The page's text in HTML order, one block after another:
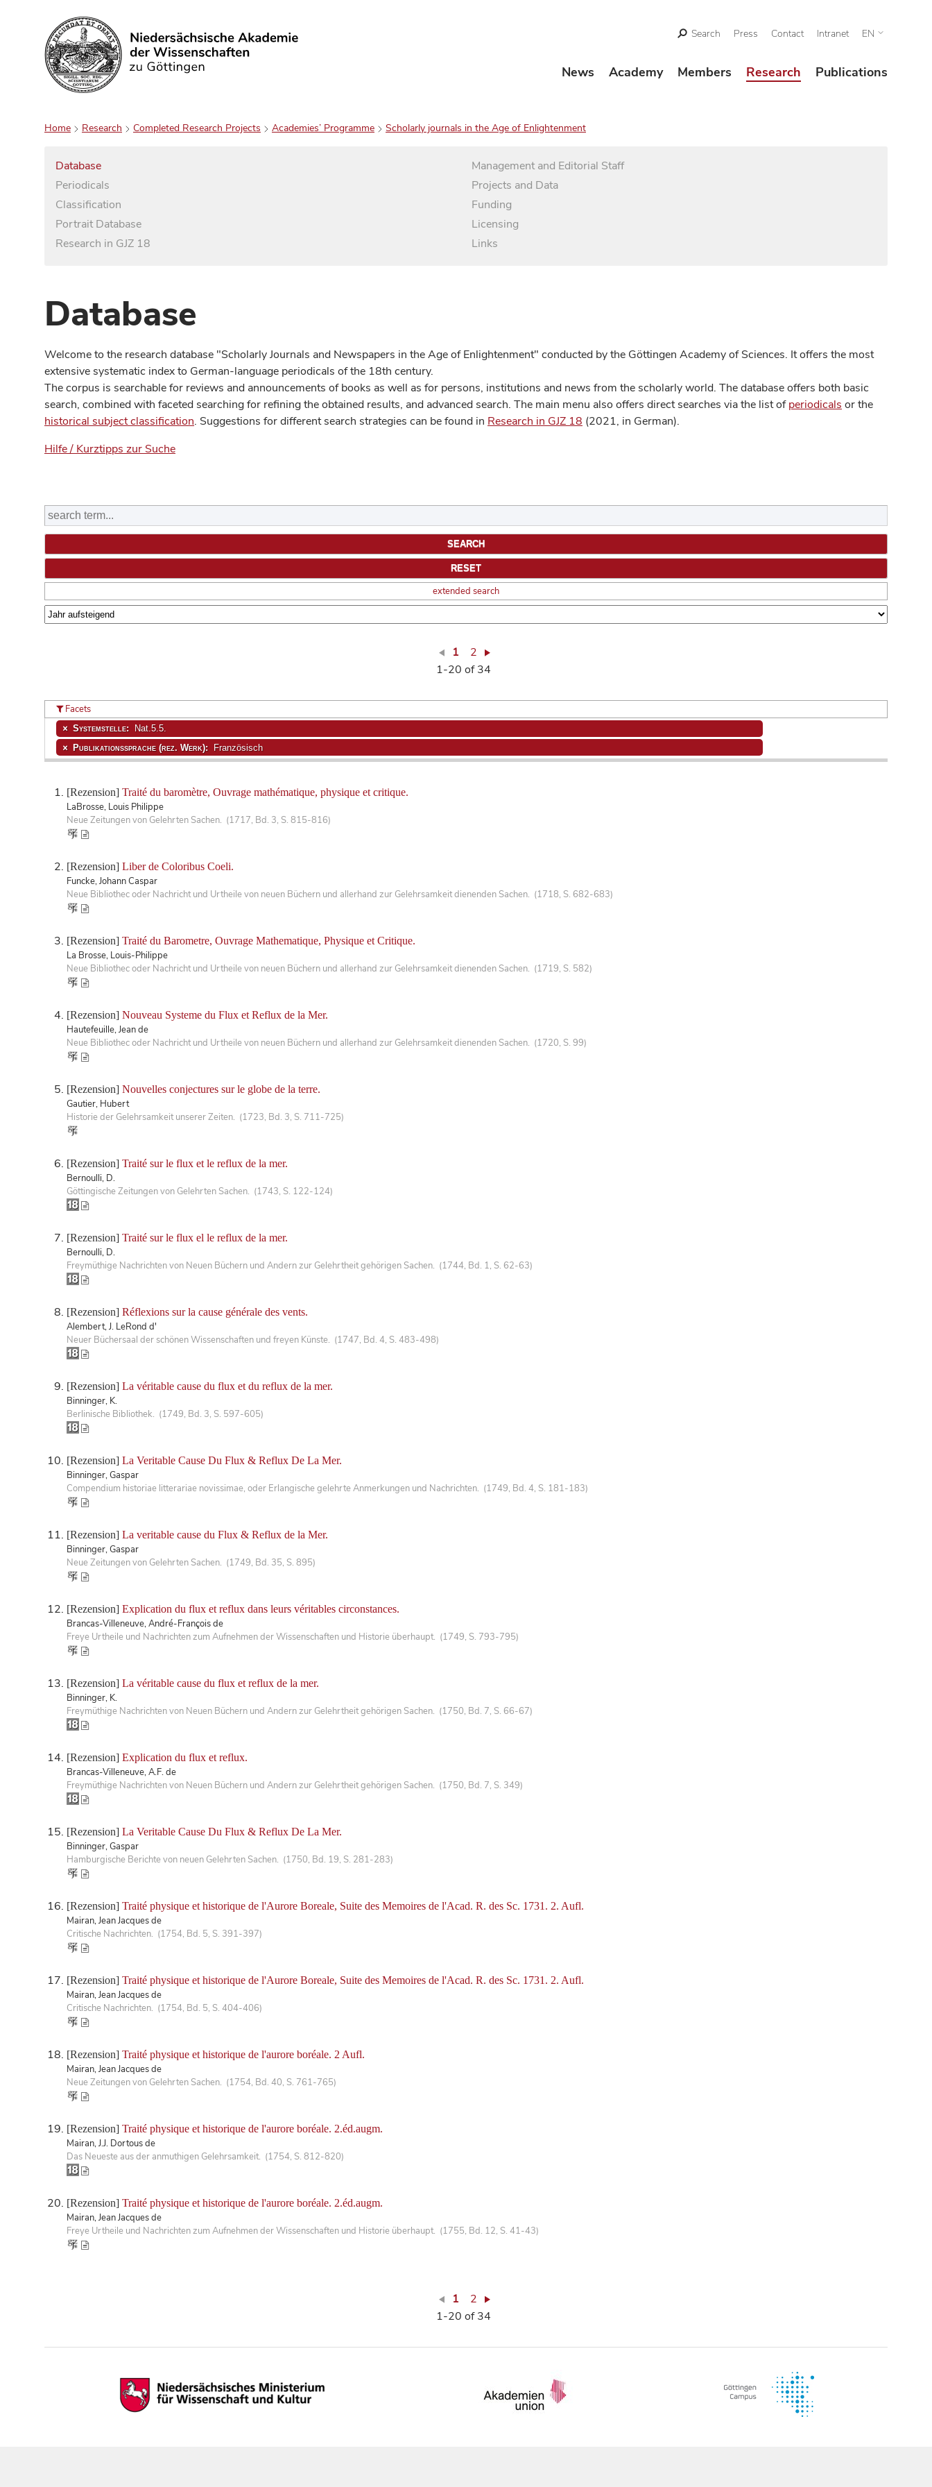
Search
Search Press Contact Intranet EN
News Academy Members Research Publications
Home Research Completed Research Projects Academies’ Programme Scholarly journals in the Age of Enlightenment
Database
Periodicals
Classification
Portrait Database
Research in GJZ 18
Management and Editorial Staff
Projects and Data
Funding
Licensing
Links
Database
Welcome to the research database "Scholarly Journals and Newspapers in the Age of Enlightenment" conducted by the Göttingen Academy of Sciences. It offers the most
extensive systematic index to German-language periodicals of the 18th century.
The corpus is searchable for reviews and announcements of books as well as for persons, institutions and news from the scholarly world. The database offers both basic
search, combined with faceted searching for refining the obtained results, and advanced search. The main menu also offers direct searches via the list ofperiodicals or the
historical subject classification. Suggestions for different search strategies can be found in Research in GJZ 18 (2021, in German).
Hilfe / Kurztipps zur Suche
extended search
1
2
1-20 of 34
[Rezension] Traité du baromètre, Ouvrage mathématique, physique et critique.
LaBrosse, Louis Philippe
Neue Zeitungen von Gelehrten Sachen. (1717, Bd. 3, S. 815-816)
[Rezension] Liber de Coloribus Coeli.
Funcke, Johann Caspar
Neue Bibliothec oder Nachricht und Urtheile von neuen Büchern und allerhand zur Gelehrsamkeit dienenden Sachen. (1718, S. 682-683)
[Rezension] Traité du Barometre, Ouvrage Mathematique, Physique et Critique.
La Brosse, Louis-Philippe
Neue Bibliothec oder Nachricht und Urtheile von neuen Büchern und allerhand zur Gelehrsamkeit dienenden Sachen. (1719, S. 582)
[Rezension] Nouveau Systeme du Flux et Reflux de la Mer.
Hautefeuille, Jean de
Neue Bibliothec oder Nachricht und Urtheile von neuen Büchern und allerhand zur Gelehrsamkeit dienenden Sachen. (1720, S. 99)
[Rezension] Nouvelles conjectures sur le globe de la terre.
Gautier, Hubert
Historie der Gelehrsamkeit unserer Zeiten. (1723, Bd. 3, S. 711-725)
[Rezension] Traité sur le flux et le reflux de la mer.
Bernoulli, D.
Göttingische Zeitungen von Gelehrten Sachen. (1743, S. 122-124)
[Rezension] Traité sur le flux el le reflux de la mer.
Bernoulli, D.
Freymüthige Nachrichten von Neuen Büchern und Andern zur Gelehrtheit gehörigen Sachen. (1744, Bd. 1, S. 62-63)
[Rezension] Réflexions sur la cause générale des vents.
Alembert, J. LeRond d'
Neuer Büchersaal der schönen Wissenschaften und freyen Künste. (1747, Bd. 4, S. 483-498)
[Rezension] La véritable cause du flux et du reflux de la mer.
Binninger, K.
Berlinische Bibliothek. (1749, Bd. 3, S. 597-605)
[Rezension] La Veritable Cause Du Flux & Reflux De La Mer.
Binninger, Gaspar
Compendium historiae litterariae novissimae, oder Erlangische gelehrte Anmerkungen und Nachrichten. (1749, Bd. 4, S. 181-183)
[Rezension] La veritable cause du Flux & Reflux de la Mer.
Binninger, Gaspar
Neue Zeitungen von Gelehrten Sachen. (1749, Bd. 35, S. 895)
[Rezension] Explication du flux et reflux dans leurs véritables circonstances.
Brancas-Villeneuve, André-François de
Freye Urtheile und Nachrichten zum Aufnehmen der Wissenschaften und Historie überhaupt. (1749, S. 793-795)
[Rezension] La véritable cause du flux et reflux de la mer.
Binninger, K.
Freymüthige Nachrichten von Neuen Büchern und Andern zur Gelehrtheit gehörigen Sachen. (1750, Bd. 7, S. 66-67)
[Rezension] Explication du flux et reflux.
Brancas-Villeneuve, A.F. de
Freymüthige Nachrichten von Neuen Büchern und Andern zur Gelehrtheit gehörigen Sachen. (1750, Bd. 7, S. 349)
[Rezension] La Veritable Cause Du Flux & Reflux De La Mer.
Binninger, Gaspar
Hamburgische Berichte von neuen Gelehrten Sachen. (1750, Bd. 19, S. 281-283)
[Rezension] Traité physique et historique de l'Aurore Boreale, Suite des Memoires de l'Acad. R. des Sc. 1731. 2. Aufl.
Mairan, Jean Jacques de
Critische Nachrichten. (1754, Bd. 5, S. 391-397)
[Rezension] Traité physique et historique de l'Aurore Boreale, Suite des Memoires de l'Acad. R. des Sc. 1731. 2. Aufl.
Mairan, Jean Jacques de
Critische Nachrichten. (1754, Bd. 5, S. 404-406)
[Rezension] Traité physique et historique de l'aurore boréale. 2 Aufl.
Mairan, Jean Jacques de
Neue Zeitungen von Gelehrten Sachen. (1754, Bd. 40, S. 761-765)
[Rezension] Traité physique et historique de l'aurore boréale. 2.éd.augm.
Mairan, J.J. Dortous de
Das Neueste aus der anmuthigen Gelehrsamkeit. (1754, S. 812-820)
[Rezension] Traité physique et historique de l'aurore boréale. 2.éd.augm.
Mairan, Jean Jacques de
Freye Urtheile und Nachrichten zum Aufnehmen der Wissenschaften und Historie überhaupt. (1755, Bd. 12, S. 41-43)
Facets
Systemstelle: Nat.5.5.
Publikationssprache (rez. Werk): Französisch
1
2
1-20 of 34